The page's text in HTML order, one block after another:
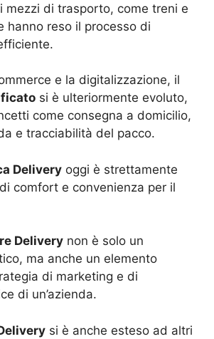
mezzi di trasporto, come treni e
hanno reso il processo di
e la digitalizzazione, il
si è ulteriormente evoluto,
come consegna a domicilio,
e tracciabilità del pacco.
Delivery oggi è strettamente
comfort e convenienza per il
Delivery non è solo un
ma anche un elemento
di marketing e di
di un’azienda.
si è anche esteso ad altri